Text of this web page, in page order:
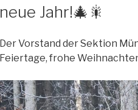
neue Jahr!🎄🎇
Der Vorstand der Sektion
Feiertage, frohe